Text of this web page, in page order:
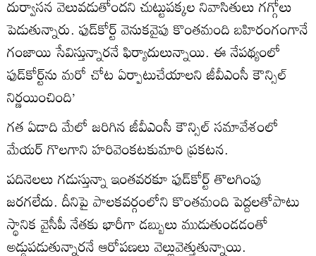
దుర్వాసన వెలువడుతోందని చుట్టుపక్కల నివాసితులు గగ్గోలు
పెడుతున్నారు. ఫుడ్‌కోర్ట్‌ వెనుకవైపు కొంతమంది బహిరంగంగానే
గంజాయి సేవిస్తున్నారనే ఫిర్యాదులున్నాయి. ఈ నేపథ్యంలో
ఫుడ్‌కోర్ట్‌ను మరో చోట ఏర్పాటుచేయాలని జీవీఎంసీ కౌన్సిల్‌
నిర్ణయించింది’
గత ఏడాది మేలో జరిగిన జీవీఎంసీ కౌన్సిల్‌ సమావేశంలో
మేయర్‌ గొలగాని హరివెంకటకుమారి ప్రకటన.
పదినెలలు గడుస్తున్నా ఇంతవరకూ ఫుడ్‌కోర్ట్‌ తొలగింపు
జరగలేదు. దీనిపై పాలకవర్గంలోని కొంతమంది పెద్దలతోపాటు
స్థానిక వైసీపీ నేతకు భారీగా డబ్బులు ముడుతుండడంతో
అడ్డుపడుతున్నారనే ఆరోపణలు వెల్లువెత్తుతున్నాయి.